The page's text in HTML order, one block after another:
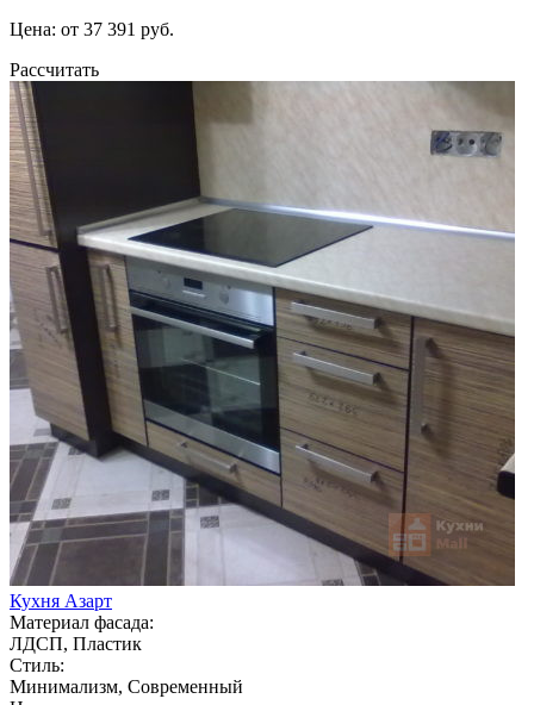
Цена: от 37 391 руб.
Рассчитать
Кухня Азарт
Материал фасада:
ЛДСП, Пластик
Стиль:
Минимализм, Современный